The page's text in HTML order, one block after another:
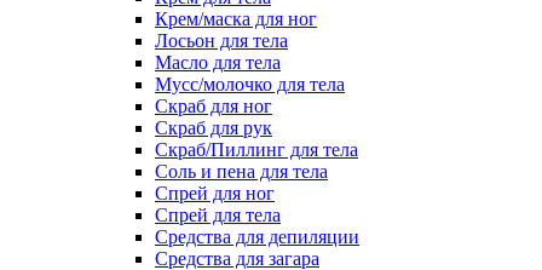
Крем/маска для ног
Лосьон для тела
Масло для тела
Мусс/молочко для тела
Скраб для ног
Скраб для рук
Скраб/Пиллинг для тела
Соль и пена для тела
Спрей для ног
Спрей для тела
Средства для депиляции
Средства для загара